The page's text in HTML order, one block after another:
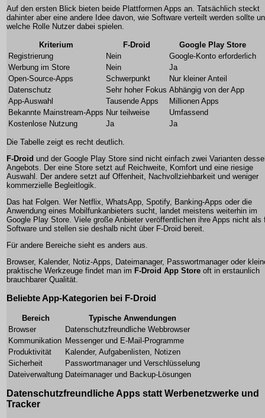
Auf den ersten Blick bieten beide Plattformen Apps an. Tatsächlich steckt
dahinter aber eine andere Idee davon, wie Software verteilt werden sollte
welche Rolle Nutzer dabei spielen.
Kriterium F-Droid
Google Play Store
Registrierung
Nein
Google-Konto erforderlich
Werbung im Store
Nein
Ja
Open-Source-Apps
Schwerpunkt
Nur kleiner Anteil
Datenschutz
Sehr hoher Fokus Abhängig von der App
App-Auswahl
Tausende Apps
Millionen Apps
Bekannte Mainstream-Apps Nur teilweise
Umfassend
Kostenlose Nutzung
Ja Ja
Die Tabelle zeigt es recht deutlich.
F-Droid und der Google Play Store sind nicht einfach zwei Varianten
Angebots. Der eine Store setzt auf Reichweite, Komfort und eine riesige
Auswahl. Der andere setzt auf Offenheit, Nachvollziehbarkeit und weniger
kommerzielle Begleitlogik.
Das hat Folgen. Wer Netflix, WhatsApp, Spotify, Banking-Apps oder die
Anwendung eines Mobilfunkanbieters sucht, landet meistens weiterhin im
Google Play Store. Viele große Anbieter veröffentlichen ihre Apps nicht als
Software und stellen sie deshalb nicht über F-Droid bereit.
Für andere Bereiche sieht es anders aus.
Browser, Kalender, Notiz-Apps, Dateimanager, Passwortmanager oder
praktische Werkzeuge findet man im F-Droid App Store oft in erstaunlich
brauchbarer Qualität.
Beliebte App-Kategorien bei F-Droid
Bereich
Typische Anwendungen
Browser
Datenschutzfreundliche Webbrowser
Kommunikation Messenger und E-Mail-Programme
Produktivität
Kalender, Aufgabenlisten, Notizen
Sicherheit
Passwortmanager und Verschlüsselung
Dateiverwaltung Dateimanager und Backup-Lösungen
Datenschutzfreundliche Apps statt Werbenetzwerke und
Tracker